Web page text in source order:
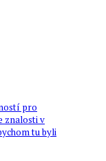
pro
znalosti v
tu byli